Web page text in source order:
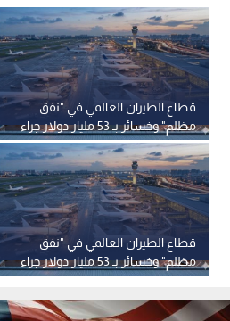
قطاع الطيران العالمي في "نفق
مظلم" وخسائر بـ 53 مليار دولار جراء
الحرب
قطاع الطيران العالمي في "نفق
مظلم" وخسائر بـ 53 مليار دولار جراء
الحرب